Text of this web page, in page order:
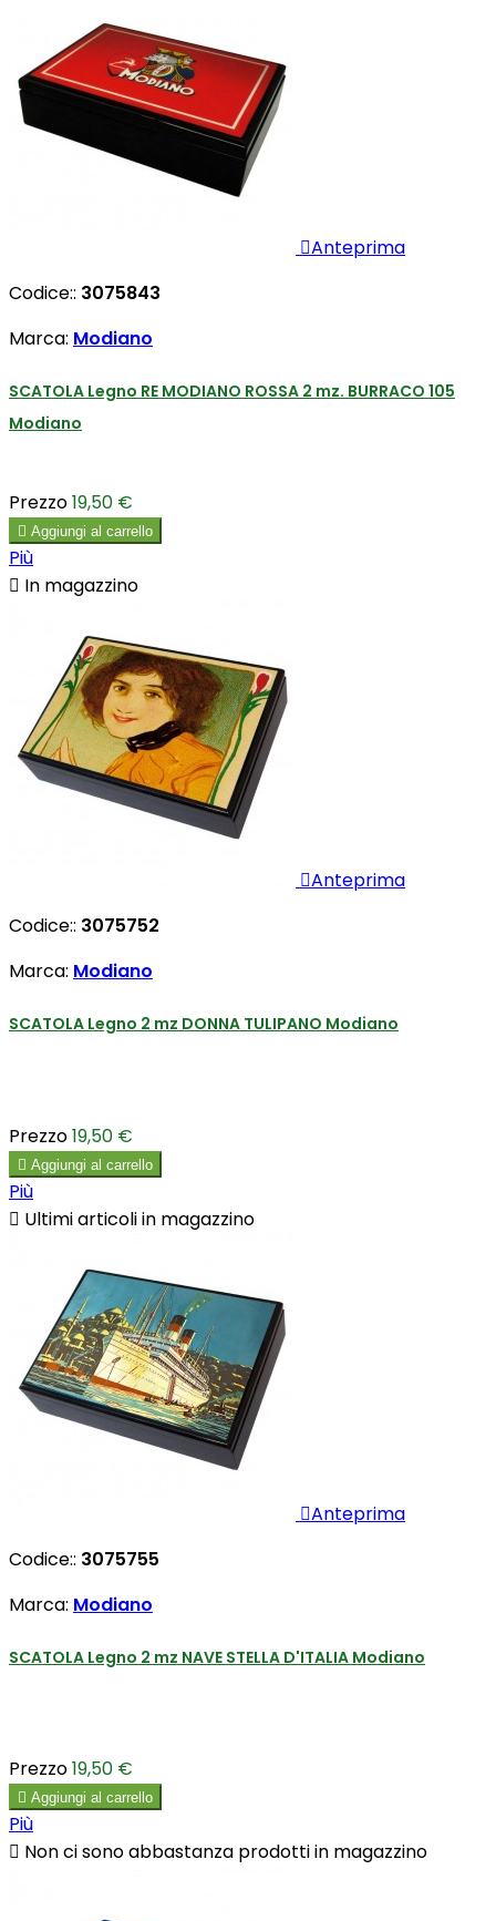
Anteprima
Codice:: 3075843
Marca: Modiano
SCATOLA Legno RE MODIANO ROSSA 2 mz. BURRACO 105
Modiano
Prezzo19,50 €
 Aggiungi al carrello
Più
 In magazzino
Anteprima
Codice:: 3075752
Marca: Modiano
SCATOLA Legno 2 mz DONNA TULIPANO Modiano
Prezzo19,50 €
 Aggiungi al carrello
Più
 Ultimi articoli in magazzino
Anteprima
Codice:: 3075755
Marca: Modiano
SCATOLA Legno 2 mz NAVE STELLA D'ITALIA Modiano
Prezzo19,50 €
 Aggiungi al carrello
Più
 Non ci sono abbastanza prodotti in magazzino